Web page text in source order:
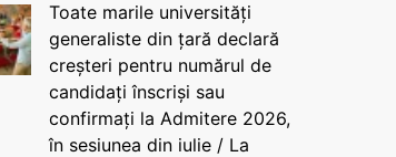
Toate marile universități
generaliste din țară declară
creșteri pentru numărul de
candidați înscriși sau
confirmați la Admitere 2026,
în sesiunea din iulie / La